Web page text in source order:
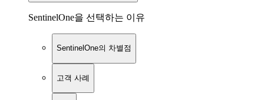
SentinelOne을 선택하는 이유
SentinelOne의 차별점
고객 사례